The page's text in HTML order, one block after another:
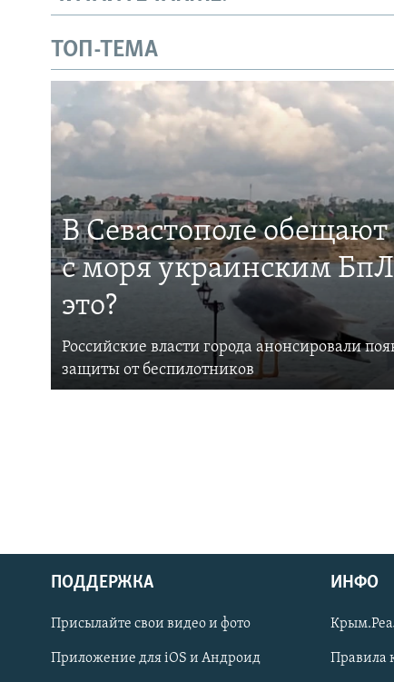
Українською
Qırımtatar
ТОП-ТЕМА
В Севастополе
с моря украинским
это?
Российские власти города анонсировали
защиты от беспилотников
ПОДДЕРЖКА
Присылайте свои видео и фото
Приложение для iOS и Андроид
ИНФО
Правила